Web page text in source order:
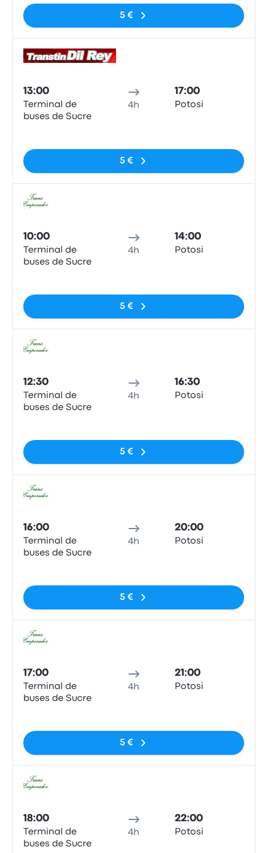
5 €
13:00
Terminal de
buses de Sucre
4h
17:00
Potosi
5 €
10:00
Terminal de
buses de Sucre
4h
14:00
Potosi
5 €
12:30
Terminal de
buses de Sucre
4h
16:30
Potosi
5 €
16:00
Terminal de
buses de Sucre
4h
20:00
Potosi
5 €
17:00
Terminal de
buses de Sucre
4h
21:00
Potosi
5 €
18:00
Terminal de
buses de Sucre
4h
22:00
Potosi